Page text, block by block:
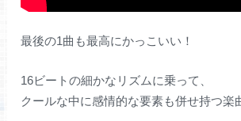
最後の1曲も最高にかっこいい！
16ビートの細かなリズムに乗って、
クールな中に感情的な要素も併せ持つ楽